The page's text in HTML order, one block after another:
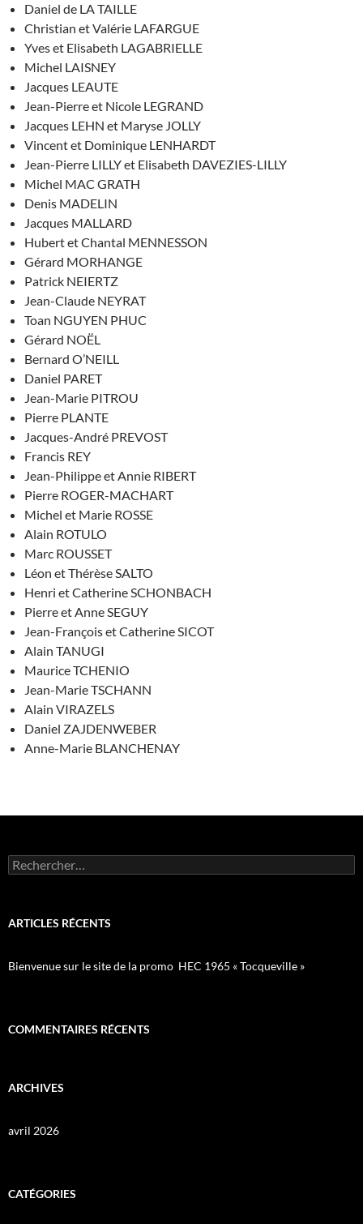
Daniel de LA TAILLE
Christian et Valérie LAFARGUE
Yves et Elisabeth LAGABRIELLE
Michel LAISNEY
Jacques LEAUTE
Jean-Pierre et Nicole LEGRAND
Jacques LEHN et Maryse JOLLY
Vincent et Dominique LENHARDT
Jean-Pierre LILLY et Elisabeth DAVEZIES-LILLY
Michel MAC GRATH
Denis MADELIN
Jacques MALLARD
Hubert et Chantal MENNESSON
Gérard MORHANGE
Patrick NEIERTZ
Jean-Claude NEYRAT
Toan NGUYEN PHUC
Gérard NOËL
Bernard O’NEILL
Daniel PARET
Jean-Marie PITROU
Pierre PLANTE
Jacques-André PREVOST
Francis REY
Jean-Philippe et Annie RIBERT
Pierre ROGER-MACHART
Michel et Marie ROSSE
Alain ROTULO
Marc ROUSSET
Léon et Thérèse SALTO
Henri et Catherine SCHONBACH
Pierre et Anne SEGUY
Jean-François et Catherine SICOT
Alain TANUGI
Maurice TCHENIO
Jean-Marie TSCHANN
Alain VIRAZELS
Daniel ZAJDENWEBER
Anne-Marie BLANCHENAY
Rechercher :
ARTICLES RÉCENTS
Bienvenue sur le site de la promo HEC 1965 « Tocqueville »
COMMENTAIRES RÉCENTS
ARCHIVES
avril 2026
CATÉGORIES